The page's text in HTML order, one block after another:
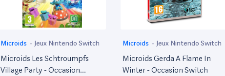
Microids - Jeux Nintendo Switch
Microids Les Schtroumpfs
Village Party - Occasion
Microids - Jeux Nintendo Switch
Microids Gerda A Flame In
Winter - Occasion Switch